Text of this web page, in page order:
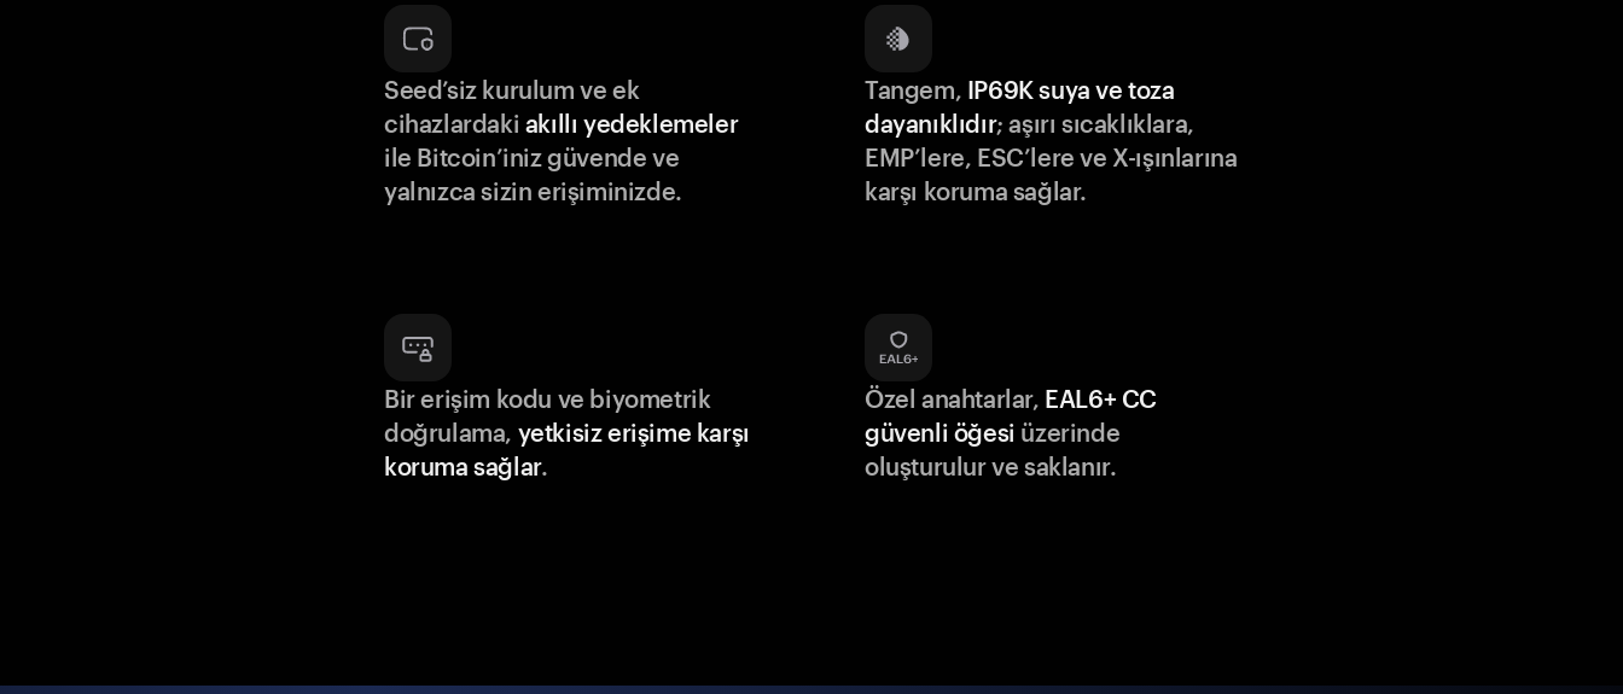
Seed’siz kurulum ve ek
cihazlardaki akıllı yedeklemeler
ile Bitcoin’iniz güvende ve
yalnızca sizin erişiminizde.
Tangem, IP69K suya ve toza
dayanıklıdır; aşırı sıcaklıklara,
EMP’lere, ESC’lere ve X-ışınlarına
karşı koruma sağlar.
Bir erişim kodu ve biyometrik
doğrulama, yetkisiz erişime karşı
koruma sağlar.
Özel anahtarlar, EAL6+ CC
güvenli öğesi üzerinde
oluşturulur ve saklanır.